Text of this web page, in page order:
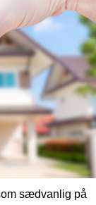
sædvanlig på